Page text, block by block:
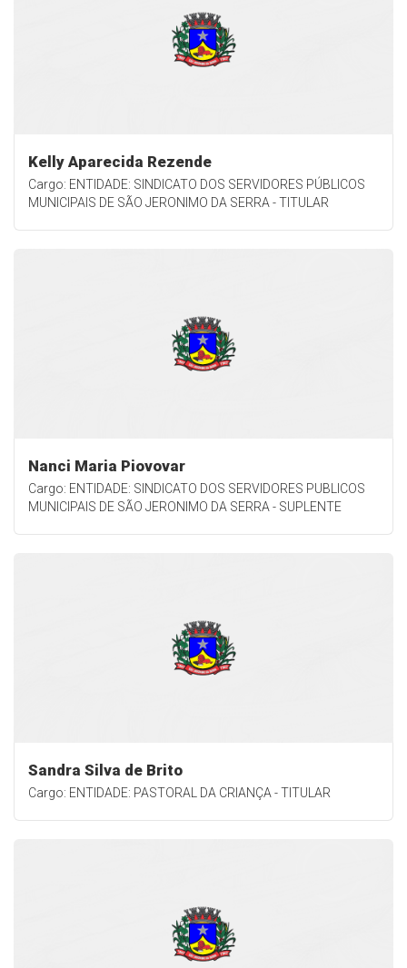
Kelly Aparecida Rezende
Cargo: ENTIDADE: SINDICATO DOS SERVIDORES PÚBLICOS
MUNICIPAIS DE SÃO JERONIMO DA SERRA - TITULAR
Nanci Maria Piovovar
Cargo: ENTIDADE: SINDICATO DOS SERVIDORES PUBLICOS
MUNICIPAIS DE SÃO JERONIMO DA SERRA - SUPLENTE
Sandra Silva de Brito
Cargo: ENTIDADE: PASTORAL DA CRIANÇA - TITULAR